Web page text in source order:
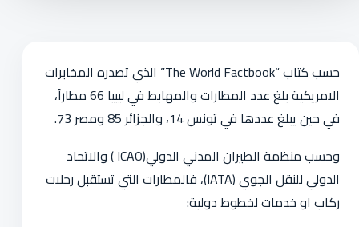
حسب كتاب “The World Factbook” الذي تصدره المخابرات
الامريكية بلغ عدد المطارات والمهابط في ليبيا 66 مطاراً،
في حين يبلغ عددها في تونس 14، والجزائر 85 ومصر 73.
وحسب منظمة الطيران المدني الدولي(ICAO ) والاتحاد
الدولي للنقل الجوي (IATA)، فالمطارات التي تستقبل رحلات
ركاب او خدمات لخطوط دولية: